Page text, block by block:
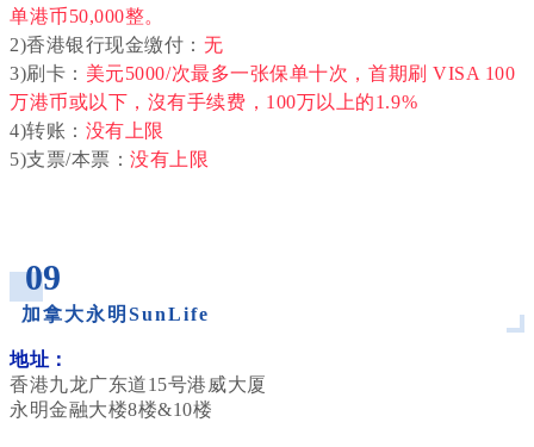
单港币50,000整。
2)香港银行现金缴付： 无
3)刷卡： 美元5000/次最多一张保单十次，首期刷 VISA 100
万港币或以下，沒有手续费，100万以上的1.9%
4)转账： 没有上限
5)支票/本票：没有上限
09
加拿大永明SunLife
地址：
香港九龙广东道15号港威大厦
永明金融大楼8楼&10楼